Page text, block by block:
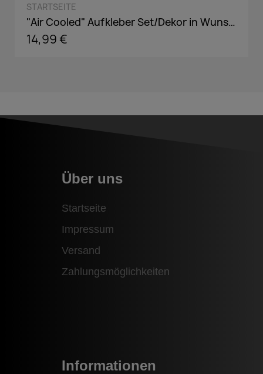
STARTSEITE
"Air Cooled" Aufkleber Set/Dekor in Wunschfarbe - 47x12cm
14,99 €
Über uns
Startseite
Impressum
Versand
Zahlungsmöglichkeiten
Informationen